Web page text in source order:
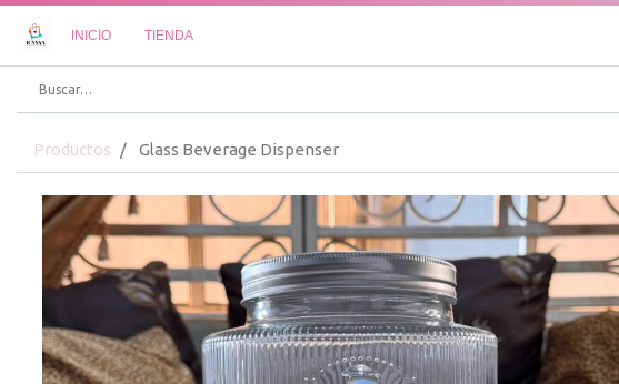
INICIO TIENDA
Productos Glass Beverage Dispenser